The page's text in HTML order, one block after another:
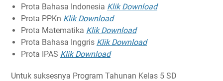
Prota Bahasa Indonesia Klik Download
Prota PPKn Klik Download
Prota Matematika Klik Download
Prota Bahasa Inggris Klik Download
Prota IPAS Klik Download
Untuk suksesnya Program Tahunan Kelas 5 SD